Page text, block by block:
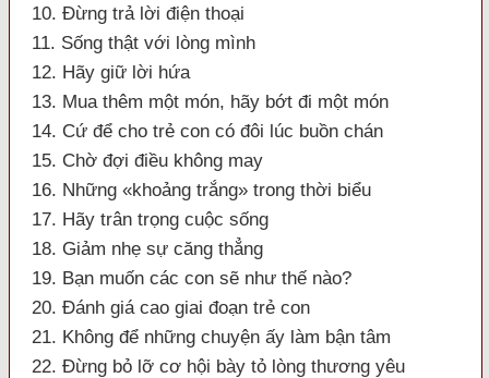
10. Đừng trả lời điện thoại
11. Sống thật với lòng mình
12. Hãy giữ lời hứa
13. Mua thêm một món, hãy bớt đi một món
14. Cứ để cho trẻ con có đôi lúc buồn chán
15. Chờ đợi điều không may
16. Những «khoảng trắng» trong thời biểu
17. Hãy trân trọng cuộc sống
18. Giảm nhẹ sự căng thẳng
19. Bạn muốn các con sẽ như thế nào?
20. Đánh giá cao giai đoạn trẻ con
21. Không để những chuyện ấy làm bận tâm
22. Đừng bỏ lỡ cơ hội bày tỏ lòng thương yêu